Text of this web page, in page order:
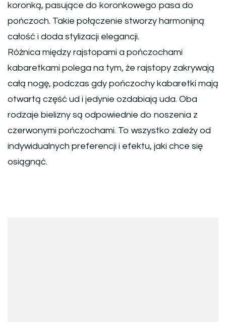
koronką, pasujące do koronkowego pasa do
pończoch. Takie połączenie stworzy harmonijną
całość i doda stylizacji elegancji.
Różnica między rajstopami a pończochami
kabaretkami polega na tym, że rajstopy zakrywają
całą nogę, podczas gdy pończochy kabaretki mają
otwartą część ud i jedynie ozdabiają uda. Oba
rodzaje bielizny są odpowiednie do noszenia z
czerwonymi pończochami. To wszystko zależy od
indywidualnych preferencji i efektu, jaki chce się
osiągnąć.